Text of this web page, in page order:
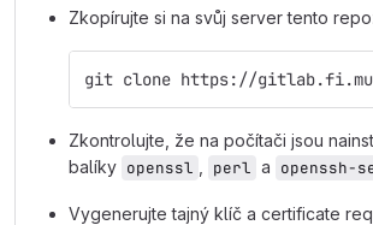
Zkopírujte si na svůj server tento
git clone https://
Zkontrolujte, že na počítači jsou
balíky openssl perl a openssh-
Vygenerujte tajný klíč a certificate